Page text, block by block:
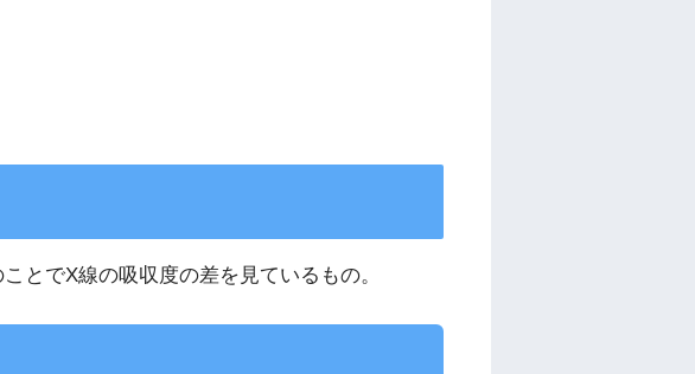
とでX線の吸収度の差を見ているもの。